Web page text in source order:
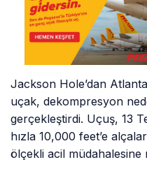
Jackson Hole’dan
uçak, dekompresyon
gerçekleştirdi. Uçuş, 13
hızla 10,000 feet’e
ölçekli acil müdahalesine